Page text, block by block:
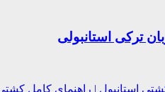
ترکی استانبولی